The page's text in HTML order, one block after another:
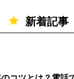
新着記事